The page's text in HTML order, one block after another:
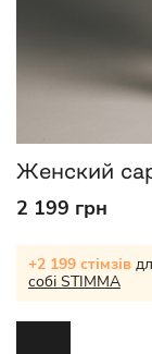
Женский
2 199 грн
+2 199 стімзів
собі STIMMA